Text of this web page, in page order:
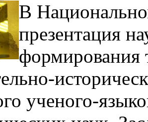
В
презентация
формирования
ученого-